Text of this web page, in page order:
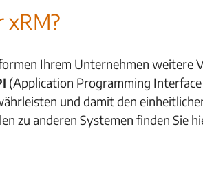
xRM?
Ihrem Unternehmen weitere
(Application Programming
und damit den
zu anderen Systemen finden Sie